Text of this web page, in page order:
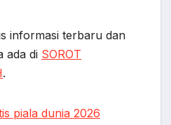
informasi terbaru dan
ada di SOROT
.